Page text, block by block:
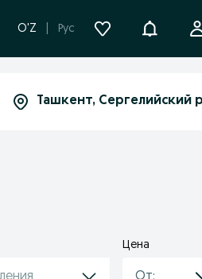
O'Z Рус
Цена